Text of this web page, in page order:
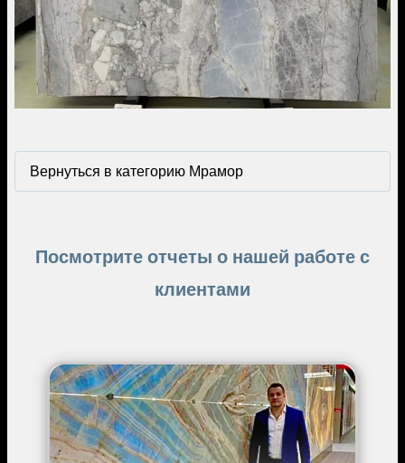
Вернуться в категорию Мрамор
Посмотрите отчеты о нашей работе с
клиентами
Image